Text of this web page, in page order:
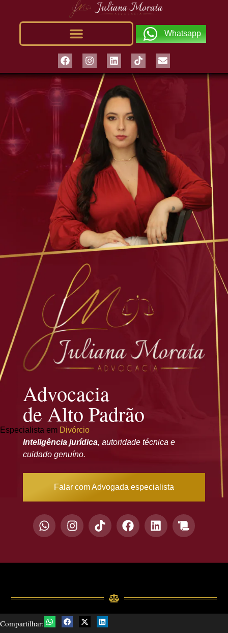
Whatsapp
Advocacia
de Alto Padrão
Especialista em Divórcio
Inteligência jurídica, autoridade técnica e
cuidado genuíno.
Falar com Advogada especialista
Compartilhar: